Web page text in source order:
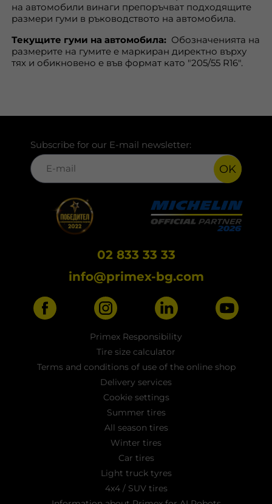
на автомобили винаги препоръчват подходящите
размери гуми в ръководството на автомобила.
Текущите гуми на автомобила: Обозначенията на
размерите на гумите е маркиран директно върху
тях и обикновено е във формат като "205/55 R16".
Subscribe for our E-mail newsletter:
OK
02 833 33 33
info@primex-bg.com
Primex Responsibility
Tire size calculator
Terms and conditions of use of the online shop
Delivery services
Cookie settings
Summer tires
All season tires
Winter tires
Car tires
Light truck tyres
4x4 / SUV tires